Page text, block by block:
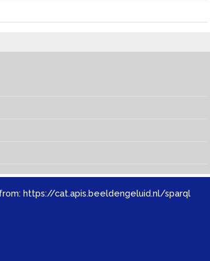
https://cat.apis.beeldengeluid.nl/sparql